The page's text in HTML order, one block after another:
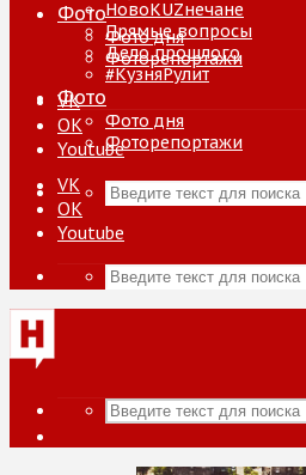
Фото
Фото дня
Фоторепортажи
VK
ОК
Youtube
НовоKUZнечане
Прямые вопросы
Дело прошлого
#КузняРулит
Фото
Фото дня
Фоторепортажи
VK
ОК
Youtube